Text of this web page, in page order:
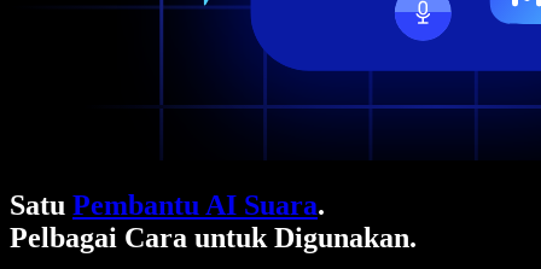
Satu Pembantu AI Suara.
Pelbagai Cara untuk Digunakan.